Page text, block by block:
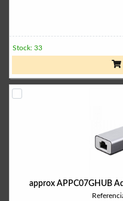
Stock: 33
approx APPC07GHUB